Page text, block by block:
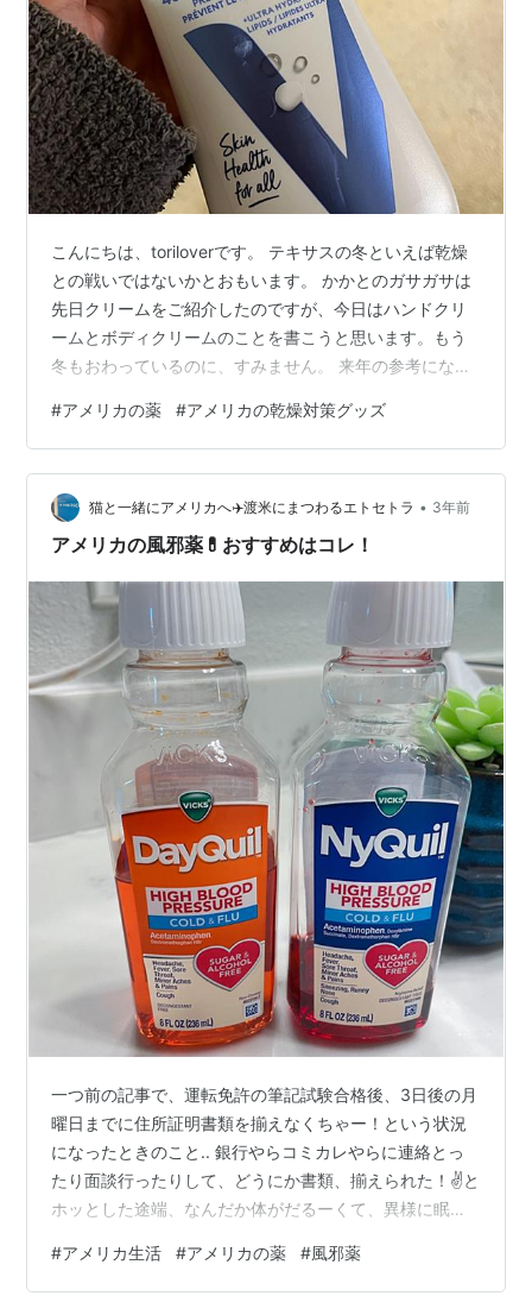
こんにちは、toriloverです。 テキサスの冬といえば乾燥
との戦いではないかとおもいます。 かかとのガサガサは
先日クリームをご紹介したのですが、今日はハンドクリ
ームとボディクリームのことを書こうと思います。もう
冬もおわっているのに、すみません。 来年の参考になれ
Hand Cream Vaseline Intensive Care Advanced Repair
Unscented Healing Moisture Lotion まとめ アメリカに
来たばかりの2年くらいはハンドクリームは年によって違
うもの…
#アメリカの薬 #アメリカの乾燥対策グッズ
猫と一緒にアメリカへ✈️渡米にまつわるエトセトラ • 3年前
アメリカの風邪薬💊おすすめはコレ！
一つ前の記事で、運転免許の筆記試験合格後、3日後の月
曜日までに住所証明書類を揃えなくちゃー！という状況
になったときのこと.. 銀行やらコミカレやらに連絡とっ
たり面談行ったりして、どうにか書類、揃えられた！✌️と
ホッとした途端、なんだか体がだるーくて、異様に眠く
て起きてからも、やっぱりだるいし寒気もするし..こりゃ
#アメリカ生活 #アメリカの薬 #風邪薬